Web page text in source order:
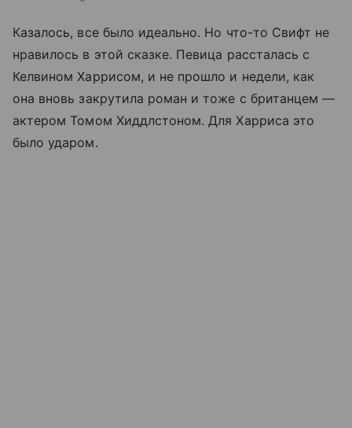
Казалось, все было идеально. Но что-то Свифт не
нравилось в этой сказке. Певица рассталась с
Келвином Харрисом, и не прошло и недели, как
она вновь закрутила роман и тоже с британцем —
актером Томом Хиддлстоном. Для Харриса это
было ударом.